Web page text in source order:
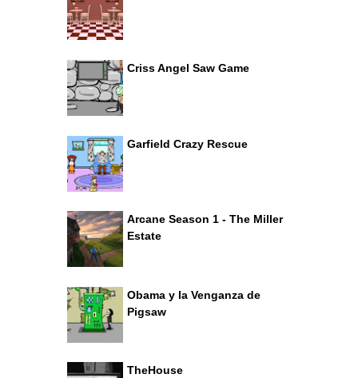
Criss Angel Saw Game
Garfield Crazy Rescue
Arcane Season 1 - The Miller
Estate
Obama y la Venganza de
Pigsaw
TheHouse